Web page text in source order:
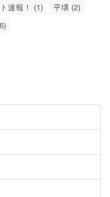
速報！ (1)
平壌 (2)